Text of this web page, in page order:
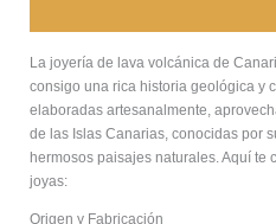
La joyería de lava volcánica de
consigo una rica historia geológica y
elaboradas artesanalmente,
de las Islas Canarias, conocidas por
hermosos paisajes naturales. Aquí te
joyas:
Origen y Fabricación